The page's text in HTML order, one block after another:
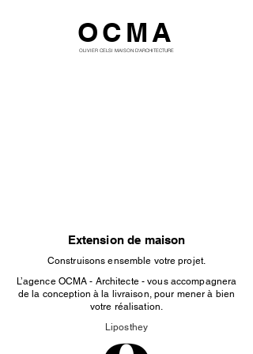
OCMA
OLIVIER CELSI MAISON D'ARCHITECTURE
Extension de maison
Construisons ensemble votre projet.
L’agence OCMA - Architecte - vous accompagnera
de la conception à la livraison, pour mener à bien
votre réalisation.
Liposthey